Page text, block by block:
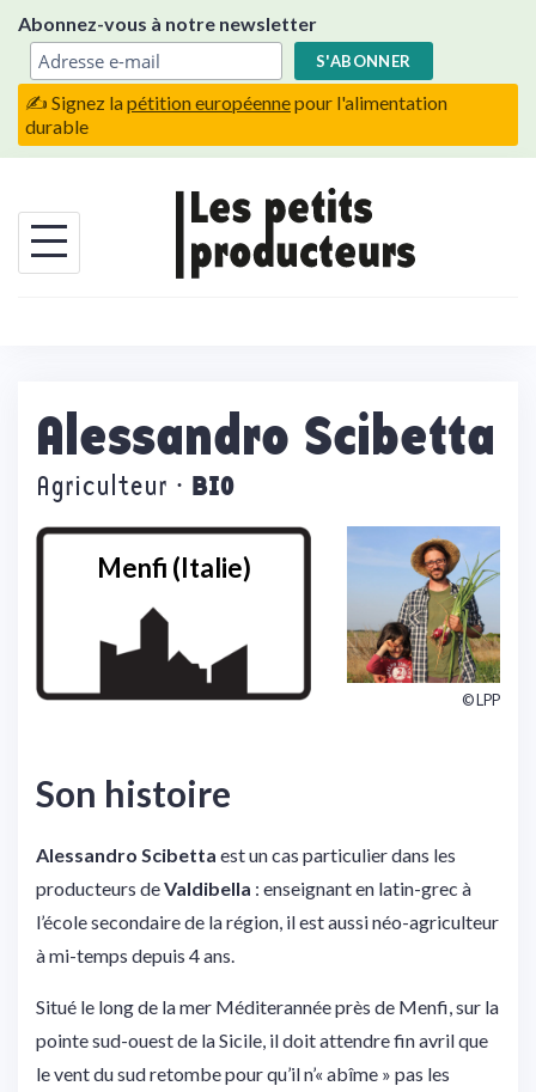
content
Abonnez-vous à notre newsletter
✍️ Signez lapétition européennepour l'alimentation
durable
Alessandro Scibetta
Agriculteur · BIO
Menfi (Italie)
© LPP
Son histoire
Alessandro Scibetta est un cas particulier dans les
producteurs deValdibella : enseignant en latin-grec à
l’école secondaire de la région, il est aussi néo-agriculteur
à mi-temps depuis 4 ans.
Situé le long de la mer Méditerannée près de Menfi, sur la
pointe sud-ouest de la Sicile, il doit attendre fin avril que
le vent du sud retombe pour qu’il n’« abîme » pas les